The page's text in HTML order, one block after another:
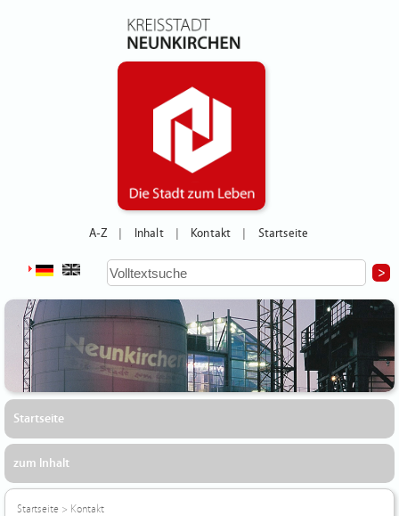
A-Z Inhalt Kontakt Startseite
Startseite
zum Inhalt
Startseite > Kontakt